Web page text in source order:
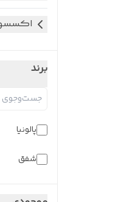
برند
پالونیا
شفق